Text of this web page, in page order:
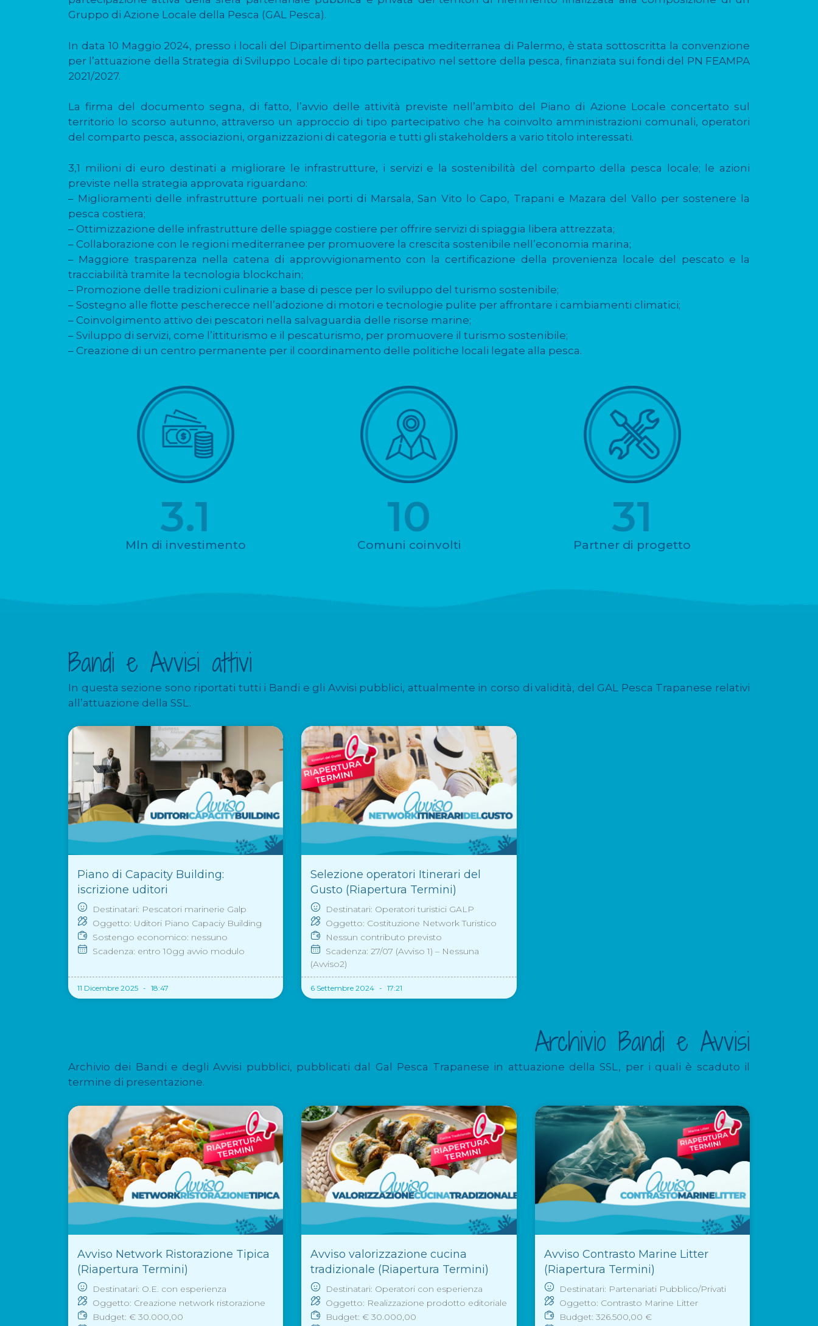
Gruppo di Azione Locale della Pesca (GAL Pesca).
In data 10 Maggio 2024, presso i locali del Dipartimento della pesca mediterranea di Palermo, è stata sottoscritta la convenzione
per l’attuazione della Strategia di Sviluppo Locale di tipo partecipativo nel settore della pesca, finanziata sui fondi del PN FEAMPA
2021/2027.
La firma del documento segna, di fatto, l’avvio delle attività previste nell’ambito del Piano di Azione Locale concertato sul
territorio lo scorso autunno, attraverso un approccio di tipo partecipativo che ha coinvolto amministrazioni comunali, operatori
del comparto pesca, associazioni, organizzazioni di categoria e tutti gli stakeholders a vario titolo interessati.
3,1 milioni di euro destinati a migliorare le infrastrutture, i servizi e la sostenibilità del comparto della pesca locale; le azioni
previste nella strategia approvata riguardano:
– Miglioramenti delle infrastrutture portuali nei porti di Marsala, San Vito lo Capo, Trapani e Mazara del Vallo per sostenere la
pesca costiera;
– Ottimizzazione delle infrastrutture delle spiagge costiere per offrire servizi di spiaggia libera attrezzata;
– Collaborazione con le regioni mediterranee per promuovere la crescita sostenibile nell’economia marina;
– Maggiore trasparenza nella catena di approvvigionamento con la certificazione della provenienza locale del pescato e la
tracciabilità tramite la tecnologia blockchain;
– Promozione delle tradizioni culinarie a base di pesce per lo sviluppo del turismo sostenibile;
– Sostegno alle flotte pescherecce nell’adozione di motori e tecnologie pulite per affrontare i cambiamenti climatici;
– Coinvolgimento attivo dei pescatori nella salvaguardia delle risorse marine;
– Sviluppo di servizi, come l’ittiturismo e il pescaturismo, per promuovere il turismo sostenibile;
– Creazione di un centro permanente per il coordinamento delle politiche locali legate alla pesca.
3.1
Mln di investimento
10
Comuni coinvolti
31
Partner di progetto
Bandi e Avvisi attivi
In questa sezione sono riportati tutti i Bandi e gli Avvisi pubblici, attualmente in corso di validità, del GAL Pesca Trapanese relativi
all’attuazione della SSL.
Piano di Capacity Building:
iscrizione uditori
Destinatari: Pescatori marinerie Galp
Oggetto: Uditori Piano Capaciy Building
Sostengo economico: nessuno
Scadenza: entro 10gg avvio modulo
11 Dicembre 2025 18:47
Selezione operatori Itinerari del
Gusto (Riapertura Termini)
Destinatari: Operatori turistici GALP
Oggetto: Costituzione Network Turistico
Nessun contributo previsto
Scadenza: 27/07 (Avviso 1) – Nessuna
(Avviso2)
6 Settembre 2024 17:21
Archivio Bandi e Avvisi
Archivio dei Bandi e degli Avvisi pubblici, pubblicati dal Gal Pesca Trapanese in attuazione della SSL, per i quali è scaduto il
termine di presentazione.
Avviso Network Ristorazione Tipica
(Riapertura Termini)
Destinatari: O.E. con esperienza
Oggetto: Creazione network ristorazione
Budget: € 30.000,00
Avviso valorizzazione cucina
tradizionale (Riapertura Termini)
Destinatari: Operatori con esperienza
Oggetto: Realizzazione prodotto editoriale
Budget: € 30.000,00
Avviso Contrasto Marine Litter
(Riapertura Termini)
Destinatari: Partenariati Pubblico/Privati
Oggetto: Contrasto Marine Litter
Budget: 326.500,00 €